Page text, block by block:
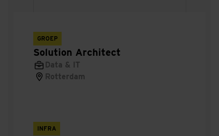
System Engineer
Procesmanager Railinfra
Projectleider elektrotechniek
Solution Architect
Data & IT
Rotterdam
GROEP
INFRA